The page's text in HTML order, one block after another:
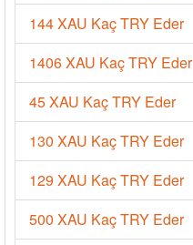
144 XAU Kaç TRY Eder
1406 XAU Kaç TRY Eder
45 XAU Kaç TRY Eder
130 XAU Kaç TRY Eder
129 XAU Kaç TRY Eder
500 XAU Kaç TRY Eder